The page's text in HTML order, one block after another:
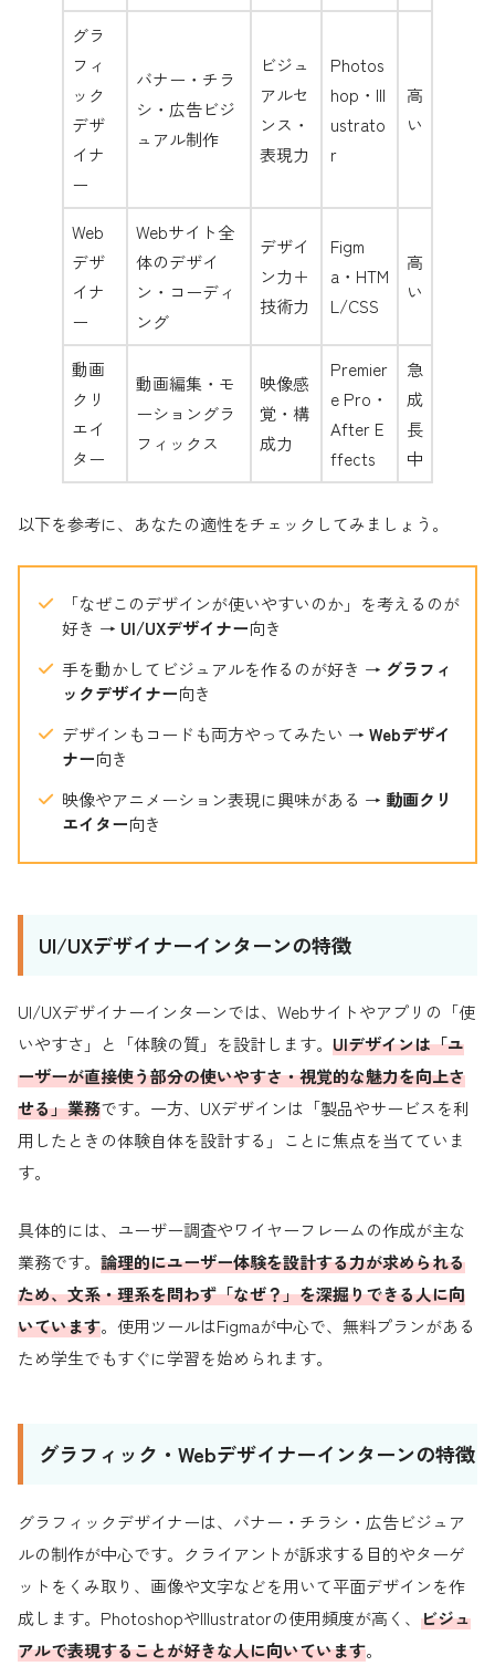
グラ
フィ
ック
デザ
イナ
ー
バナー・チラ
シ・広告ビジ
ュアル制作
ビジュ
アルセ
ンス・
表現力
Photos
hop・Ill
ustrato
r
高
い
Web
デザ
イナ
ー
Webサイト全
体のデザイ
ン・コーディ
ング
デザイ
ン力＋
技術力
Figm
a・HTM
L/CSS
高
い
動画
クリ
エイ
ター
動画編集・モ
ーショングラ
フィックス
映像感
覚・構
成力
Premier
e Pro・
After E
ffects
急
成
長
中
以下を参考に、あなたの適性をチェックしてみましょう。
「なぜこのデザインが使いやすいのか」を考えるのが
好き → UI/UXデザイナー向き
手を動かしてビジュアルを作るのが好き → グラフィ
ックデザイナー向き
デザインもコードも両方やってみたい → Webデザイ
ナー向き
映像やアニメーション表現に興味がある → 動画クリ
エイター向き
UI/UXデザイナーインターンの特徴
UI/UXデザイナーインターンでは、Webサイトやアプリの「使
いやすさ」と「体験の質」を設計します。 UIデザインは「ユ
ーザーが直接使う部分の使いやすさ・視覚的な魅力を向上さ
せる」業務です。一方、UXデザインは「製品やサービスを利
用したときの体験自体を設計する」ことに焦点を当てていま
す。
具体的には、ユーザー調査やワイヤーフレームの作成が主な
業務です。 論理的にユーザー体験を設計する力が求められる
ため、文系・理系を問わず「なぜ？」を深掘りできる人に向
いています。使用ツールはFigmaが中心で、無料プランがある
ため学生でもすぐに学習を始められます。
グラフィック・Webデザイナーインターンの特徴
グラフィックデザイナーは、バナー・チラシ・広告ビジュア
ルの制作が中心です。クライアントが訴求する目的やターゲ
ットをくみ取り、画像や文字などを用いて平面デザインを作
成します。PhotoshopやIllustratorの使用頻度が高く、 ビジュ
アルで表現することが好きな人に向いています。